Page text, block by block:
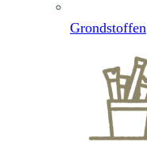
Grondstoffen